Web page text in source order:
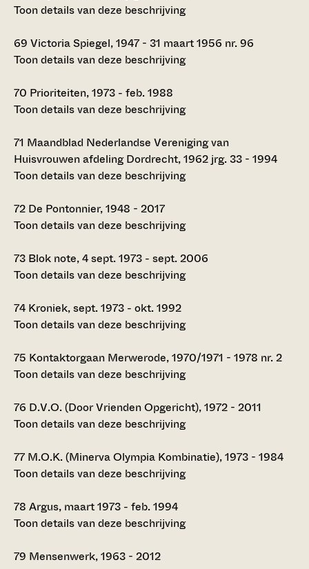
Toon details van deze beschrijving
69 Victoria Spiegel, 1947 - 31 maart 1956 nr. 96
Toon details van deze beschrijving
70 Prioriteiten, 1973 - feb. 1988
Toon details van deze beschrijving
71 Maandblad Nederlandse Vereniging van
Huisvrouwen afdeling Dordrecht, 1962 jrg. 33 - 1994
Toon details van deze beschrijving
72 De Pontonnier, 1948 - 2017
Toon details van deze beschrijving
73 Blok note, 4 sept. 1973 - sept. 2006
Toon details van deze beschrijving
74 Kroniek, sept. 1973 - okt. 1992
Toon details van deze beschrijving
75 Kontaktorgaan Merwerode, 1970/1971 - 1978 nr. 2
Toon details van deze beschrijving
76 D.V.O. (Door Vrienden Opgericht), 1972 - 2011
Toon details van deze beschrijving
77 M.O.K. (Minerva Olympia Kombinatie), 1973 - 1984
Toon details van deze beschrijving
78 Argus, maart 1973 - feb. 1994
Toon details van deze beschrijving
79 Mensenwerk, 1963 - 2012